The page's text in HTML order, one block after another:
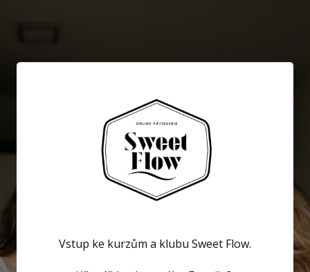
Vstup ke kurzům a klubu Sweet Flow.